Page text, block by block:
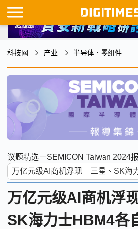
科技网 产业 半导体．零组件
议题精选－SEMICON Taiwan 2024
万亿元级AI商机浮
SK海力士HBM4各